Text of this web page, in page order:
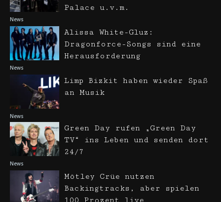
News
Palace u.v.m.
News
Alissa White-Gluz:
Dragonforce-Songs sind eine
Herausforderung
News
Limp Bizkit haben wieder Spaß
an Musik
News
Green Day rufen „Green Day
TV“ ins Leben und senden dort
24/7
Mötley Crüe nutzen
Backingtracks, aber spielen